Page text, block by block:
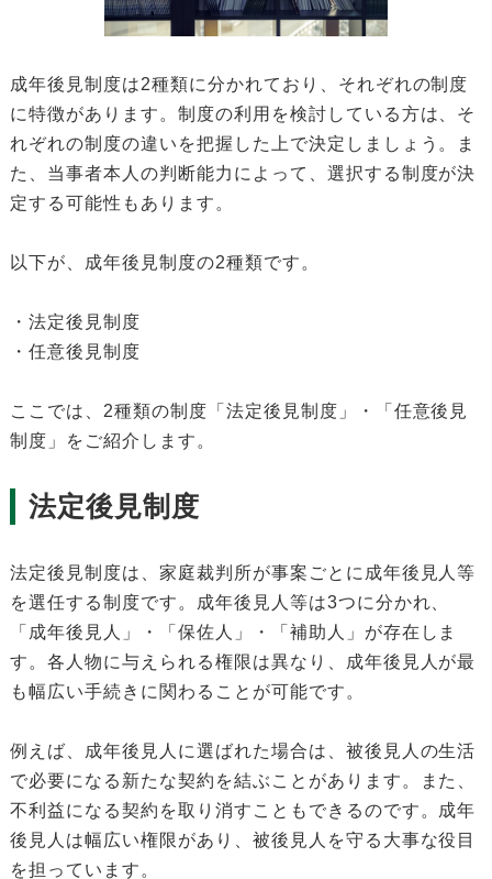
成年後見制度は2種類に分かれており、それぞれの制度
に特徴があります。制度の利用を検討している方は、そ
れぞれの制度の違いを把握した上で決定しましょう。ま
た、当事者本人の判断能力によって、選択する制度が決
定する可能性もあります。
以下が、成年後見制度の2種類です。
・法定後見制度
・任意後見制度
ここでは、2種類の制度「法定後見制度」・「任意後見
制度」をご紹介します。
法定後見制度
法定後見制度は、家庭裁判所が事案ごとに成年後見人等
を選任する制度です。成年後見人等は3つに分かれ、
「成年後見人」・「保佐人」・「補助人」が存在しま
す。各人物に与えられる権限は異なり、成年後見人が最
も幅広い手続きに関わることが可能です。
例えば、成年後見人に選ばれた場合は、被後見人の生活
で必要になる新たな契約を結ぶことがあります。また、
不利益になる契約を取り消すこともできるのです。成年
後見人は幅広い権限があり、被後見人を守る大事な役目
を担っています。